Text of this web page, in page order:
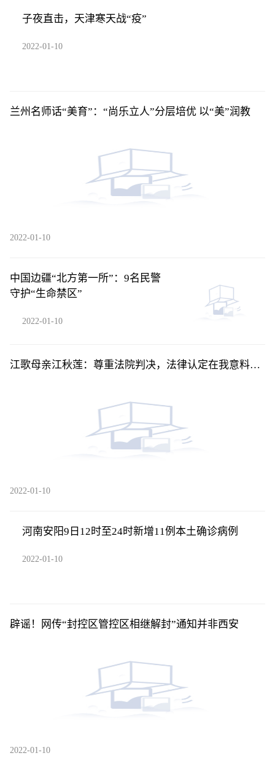
子夜直击，天津寒天战“疫”
2022-01-10
兰州名师话“美育”：“尚乐立人”分层培优 以“美”润教
2022-01-10
中国边疆“北方第一所”：9名民警
守护“生命禁区”
2022-01-10
江歌母亲江秋莲：尊重法院判决，法律认定在我意料之
2022-01-10
河南安阳9日12时至24时新增11例本土确诊病例
2022-01-10
辟谣！网传“封控区管控区相继解封”通知并非西安
2022-01-10